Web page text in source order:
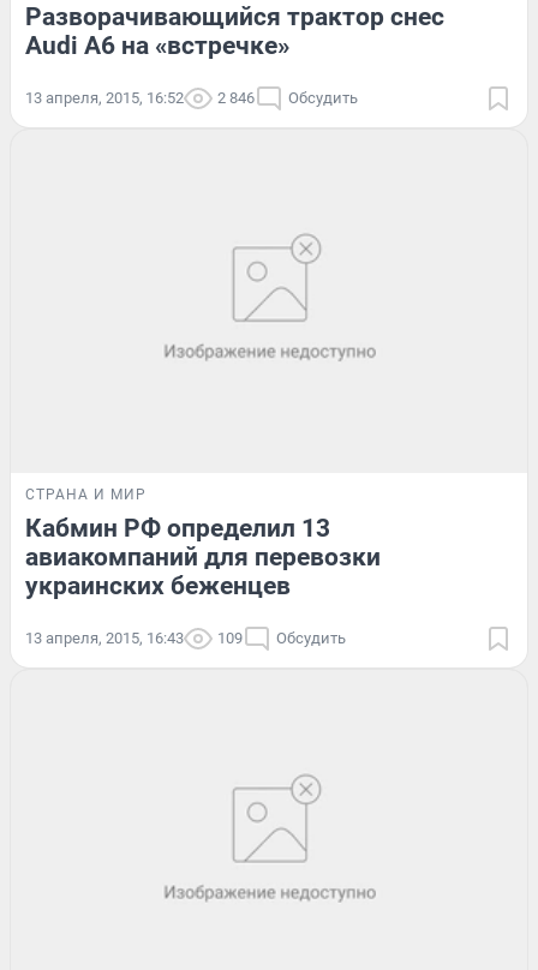
Разворачивающийся трактор снес
Audi A6 на «встречке»
13 апреля, 2015, 16:52 2 846 Обсудить
СТРАНА И МИР
Кабмин РФ определил 13
авиакомпаний для перевозки
украинских беженцев
13 апреля, 2015, 16:43 109 Обсудить